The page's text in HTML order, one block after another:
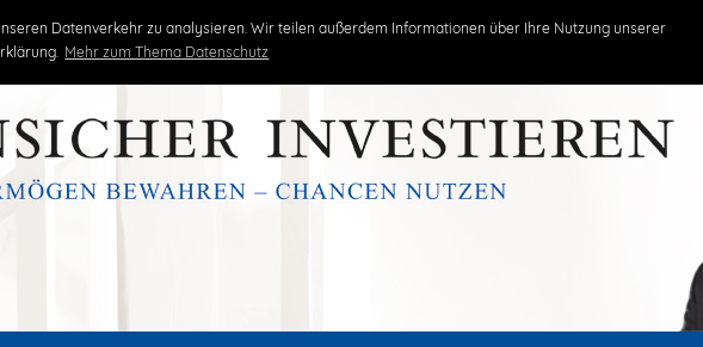
Datenverkehr zu analysieren. Wir teilen außerdem Informationen über Ihre Nutzung unserer
Mehr zum Thema Datenschutz
kritisch unabhängig erfolgreich